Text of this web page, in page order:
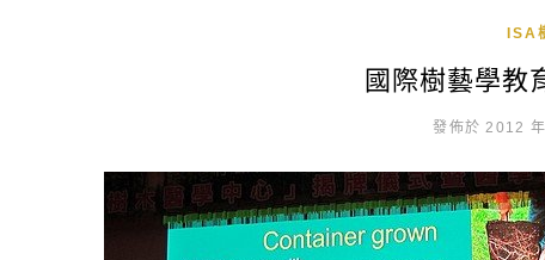
ISA
國際樹藝學教
發佈於 2012